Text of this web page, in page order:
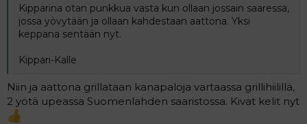
Kipparina otan punkkua vasta kun ollaan jossain saaressa,
jossa yövytään ja ollaan kahdestaan aattona. Yksi
keppana sentään nyt.
Kippari-Kalle
Niin ja aattona grillataan kanapaloja vartaassa grillihiilillä,
2 yötä upeassa Suomenlahden saaristossa. Kivat kelit nyt